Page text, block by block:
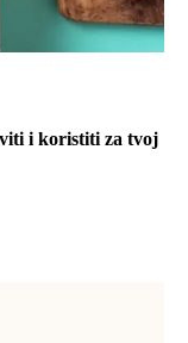
i koristiti za tvoj